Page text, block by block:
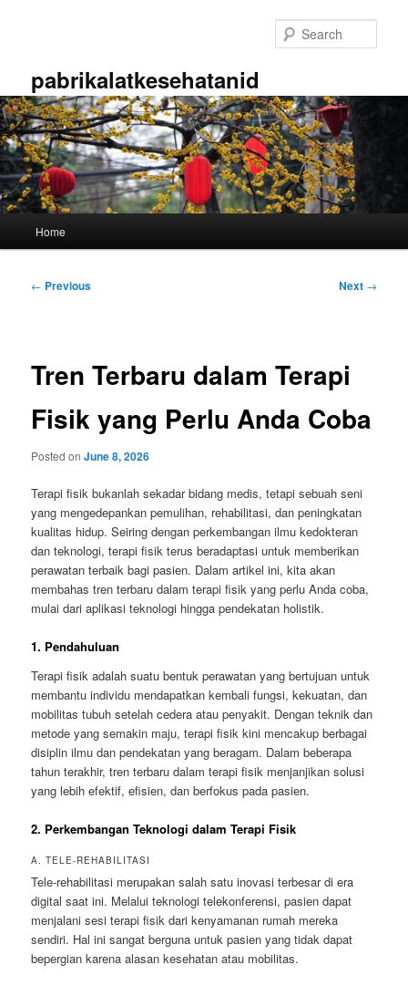
pabrikalatkesehatanid
Home
Post
← Previous Next →
Tren Terbaru dalam Terapi
Fisik yang Perlu Anda Coba
Posted onJune 8, 2026
Terapi fisik bukanlah sekadar bidang medis, tetapi sebuah seni
yang mengedepankan pemulihan, rehabilitasi, dan peningkatan
kualitas hidup. Seiring dengan perkembangan ilmu kedokteran
dan teknologi, terapi fisik terus beradaptasi untuk memberikan
perawatan terbaik bagi pasien. Dalam artikel ini, kita akan
membahas tren terbaru dalam terapi fisik yang perlu Anda coba,
mulai dari aplikasi teknologi hingga pendekatan holistik.
1. Pendahuluan
Terapi fisik adalah suatu bentuk perawatan yang bertujuan untuk
membantu individu mendapatkan kembali fungsi, kekuatan, dan
mobilitas tubuh setelah cedera atau penyakit. Dengan teknik dan
metode yang semakin maju, terapi fisik kini mencakup berbagai
disiplin ilmu dan pendekatan yang beragam. Dalam beberapa
tahun terakhir, tren terbaru dalam terapi fisik menjanjikan solusi
yang lebih efektif, efisien, dan berfokus pada pasien.
2. Perkembangan Teknologi dalam Terapi Fisik
A. TELE-REHABILITASI
Tele-rehabilitasi merupakan salah satu inovasi terbesar di era
digital saat ini. Melalui teknologi telekonferensi, pasien dapat
menjalani sesi terapi fisik dari kenyamanan rumah mereka
sendiri. Hal ini sangat berguna untuk pasien yang tidak dapat
bepergian karena alasan kesehatan atau mobilitas.